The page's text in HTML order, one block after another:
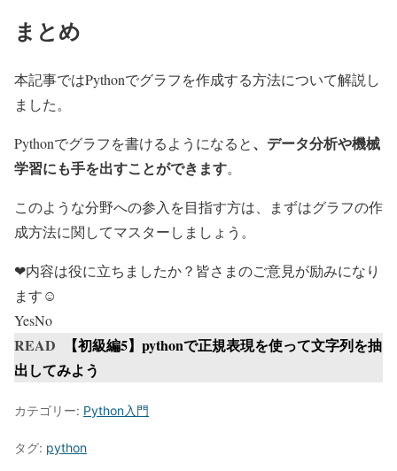
まとめ
本記事ではPythonでグラフを作成する方法について解説し
ました。
Pythonでグラフを書けるようになると、データ分析や機械
学習にも手を出すことができます。
このような分野への参入を目指す方は、まずはグラフの作
成方法に関してマスターしましょう。
❤内容は役に立ちましたか？皆さまのご意見が励みになり
ます☺
YesNo
READ
【初級編5】pythonで正規表現を使って文字列を抽
出してみよう
カテゴリー: Python入門
タグ: python